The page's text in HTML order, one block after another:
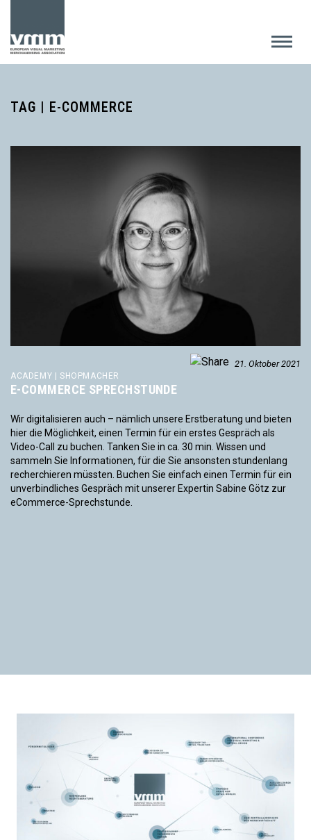
TAG | E-COMMERCE
21. Oktober 2021
ACADEMY | SHOPMACHER
E-COMMERCE SPRECHSTUNDE
Wir digitalisieren auch – nämlich unsere Erstberatung und bieten
hier die Möglichkeit, einen Termin für ein erstes Gespräch als
Video-Call zu buchen. Tanken Sie in ca. 30 min. Wissen und
sammeln Sie Informationen, für die Sie ansonsten stundenlang
recherchieren müssten. Buchen Sie einfach einen Termin für ein
unverbindliches Gespräch mit unserer Expertin Sabine Götz zur
eCommerce-Sprechstunde.